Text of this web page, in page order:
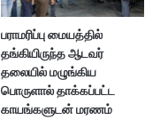
பராமரிப்பு மையத்தில்
தங்கியிருந்த ஆடவர்
தலையில் மழுங்கிய
பொருளால் தாக்கப்பட்ட
காயங்களுடன் மரணம்